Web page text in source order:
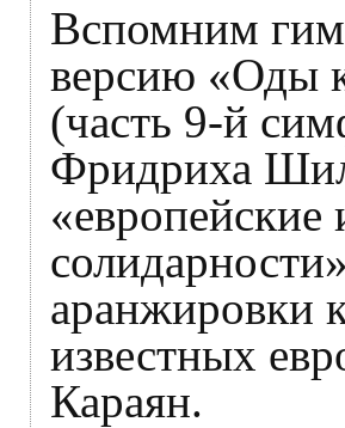
Вспомним
версию «Оды
(часть 9-й
Фридриха
аранжировки
известных
Караян.